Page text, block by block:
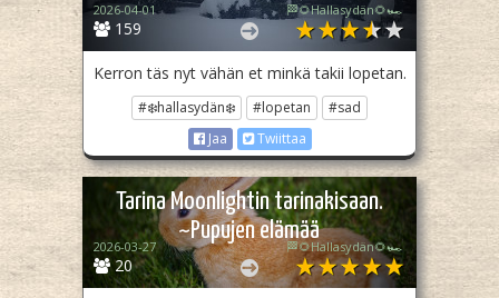
159
2026-04-01 🏁🌻Hallasydän🌻🏎️
Kerron täs nyt vähän et minkä takii lopetan.
#❄️hallasydän❄️ #lopetan
#sad
Jaa
Twiittaa
Tarina Moonlightin tarinakisaan.
~Pupujen elämää
20
2026-03-27 🏁🌻Hallasydän🌻🏎️